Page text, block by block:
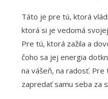
Táto je pre tú, ktorá
ktorá si je vedomá
Pre tú, ktorá zažila a
čoho sa jej energia
na vášeň, na radosť.
zapredať samu seba za